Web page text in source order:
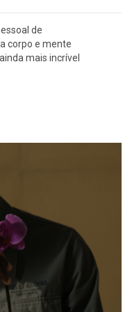
de
corpo e mente
mais incrível